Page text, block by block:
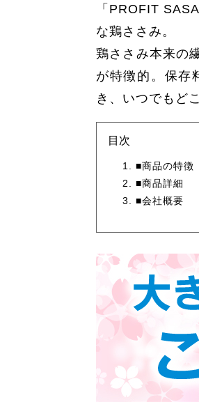
「PROFIT
な鶏ささみ。
鶏ささみ本来の
が特徴的。保存
き、いつでもど
目次
■商品の特徴
■商品詳細
■会社概要